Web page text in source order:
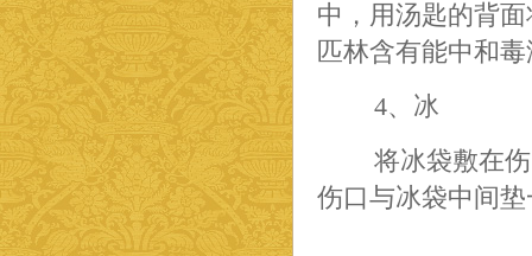
中，用汤匙的背
匹林含有能中和
4、冰
将冰袋敷在伤
伤口与冰袋中间